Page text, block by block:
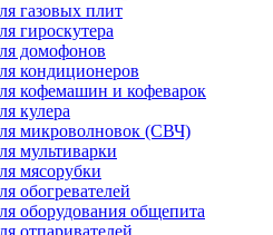
газовых плит
гироскутера
домофонов
кондиционеров
кофемашин и кофеварок
кулера
микроволновок (СВЧ)
мультиварки
мясорубки
обогревателей
оборудования общепита
отпаривателей